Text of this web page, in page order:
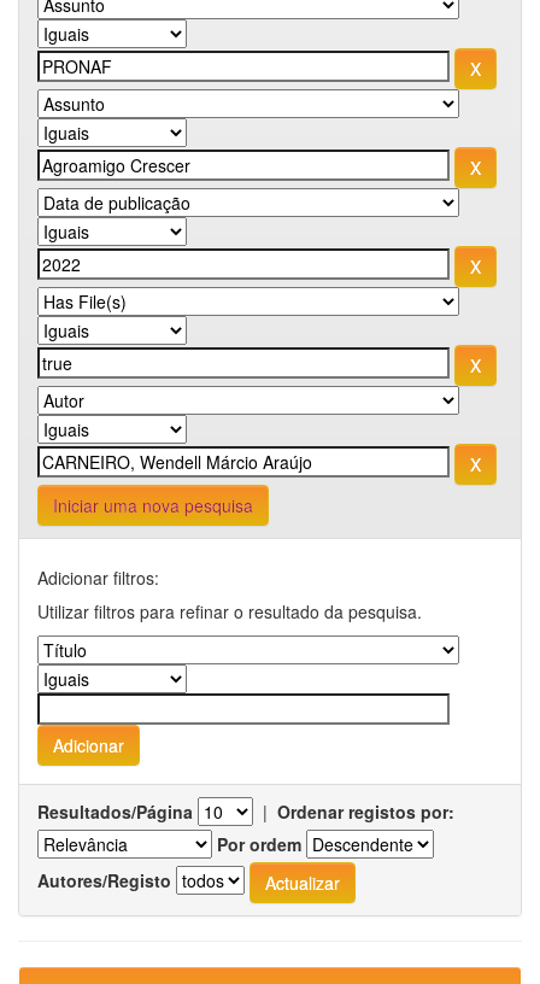
Iniciar uma nova pesquisa
Adicionar filtros:
Utilizar filtros para refinar o resultado da pesquisa.
Resultados/Página | Ordenar registos por:
Por ordem
Autores/Registo